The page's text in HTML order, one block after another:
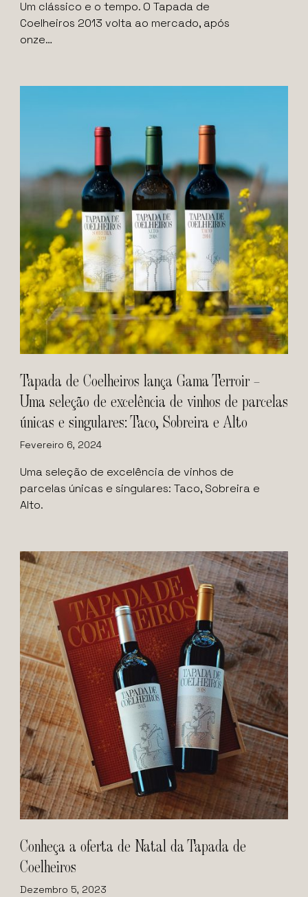
Um clássico e o tempo. O Tapada de
Coelheiros 2013 volta ao mercado, após
onze…
Tapada de Coelheiros lança Gama Terroir –
Uma seleção de excelência de vinhos de parcelas
únicas e singulares: Taco, Sobreira e Alto
Fevereiro 6, 2024
Uma seleção de excelência de vinhos de
parcelas únicas e singulares: Taco, Sobreira e
Alto.
Conheça a oferta de Natal da Tapada de
Coelheiros
Dezembro 5, 2023